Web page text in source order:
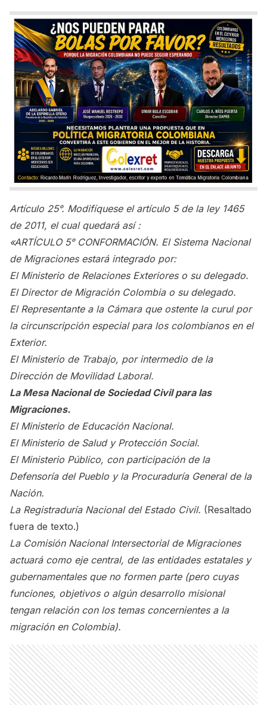
Artículo 25°. Modifíquese el artículo 5 de la ley 1465
de 2011, el cual quedará así :
«ARTÍCULO 5° CONFORMACIÓN. El Sistema Nacional
de Migraciones estará integrado por:
El Ministerio de Relaciones Exteriores o su delegado.
El Director de Migración Colombia o su delegado.
El Representante a la Cámara que ostente la curul por
la circunscripción especial para los colombianos en el
Exterior.
El Ministerio de Trabajo, por intermedio de la
Dirección de Movilidad Laboral.
La Mesa Nacional de Sociedad Civil para las
Migraciones.
El Ministerio de Educación Nacional.
El Ministerio de Salud y Protección Social.
El Ministerio Público, con participación de la
Defensoría del Pueblo y la Procuraduría General de la
Nación.
La Registraduría Nacional del Estado Civil. (Resaltado
fuera de texto.)
La Comisión Nacional Intersectorial de Migraciones
actuará como eje central, de las entidades estatales y
gubernamentales que no formen parte (pero cuyas
funciones, objetivos o algún desarrollo misional
tengan relación con los temas concernientes a la
migración en Colombia).